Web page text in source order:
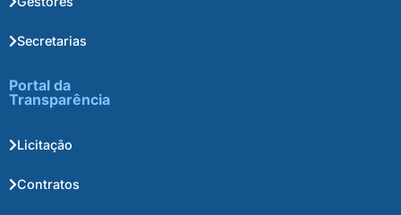
Secretarias
Portal da
Transparência
Licitação
Contratos